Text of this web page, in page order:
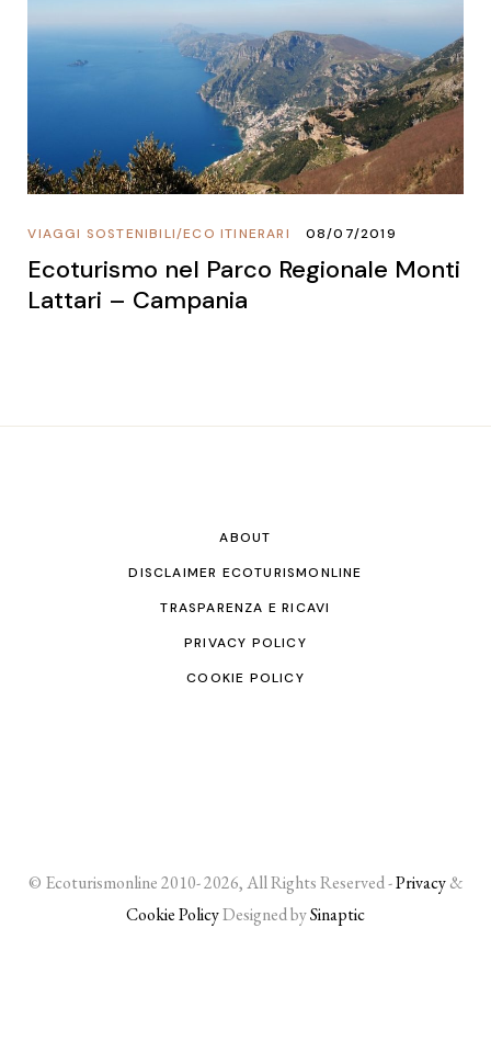
ECO ITINERARI
/
VIAGGI SOSTENIBILI 08/07/2019
Ecoturismo nel Parco Regionale Monti
Lattari – Campania
ABOUT
DISCLAIMER ECOTURISMONLINE
TRASPARENZA E RICAVI
PRIVACY POLICY
COOKIE POLICY
© Ecoturismonline 2010- 2026, All Rights Reserved -Privacy&
Cookie PolicyDesigned bySinaptic